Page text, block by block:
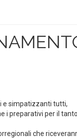
e simpatizzanti tutti,
i preparativi per il
che